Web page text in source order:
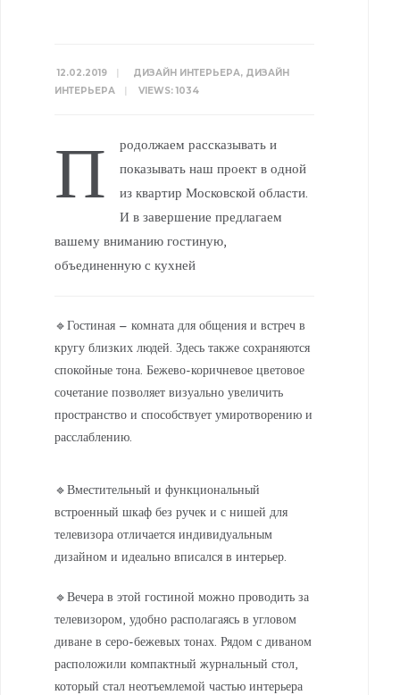
12.02.2019 | ДИЗАЙН ИНТЕРЬЕРА, ДИЗАЙН
ИНТЕРЬЕРА
| VIEWS: 1034
П
родолжаем рассказывать и
показывать наш проект в одной
из квартир Московской области.
И в завершение предлагаем
вашему вниманию гостиную,
объединенную с кухней
🔹Гостиная – комната для общения и встреч в
кругу близких людей. Здесь также сохраняются
спокойные тона. Бежево-коричневое цветовое
сочетание позволяет визуально увеличить
пространство и способствует умиротворению и
расслаблению.
🔹Вместительный и функциональный
встроенный шкаф без ручек и с нишей для
телевизора отличается индивидуальным
дизайном и идеально вписался в интерьер.
🔹Вечера в этой гостиной можно проводить за
телевизором, удобно располагаясь в угловом
диване в серо-бежевых тонах. Рядом с диваном
расположили компактный журнальный стол,
который стал неотъемлемой частью интерьера